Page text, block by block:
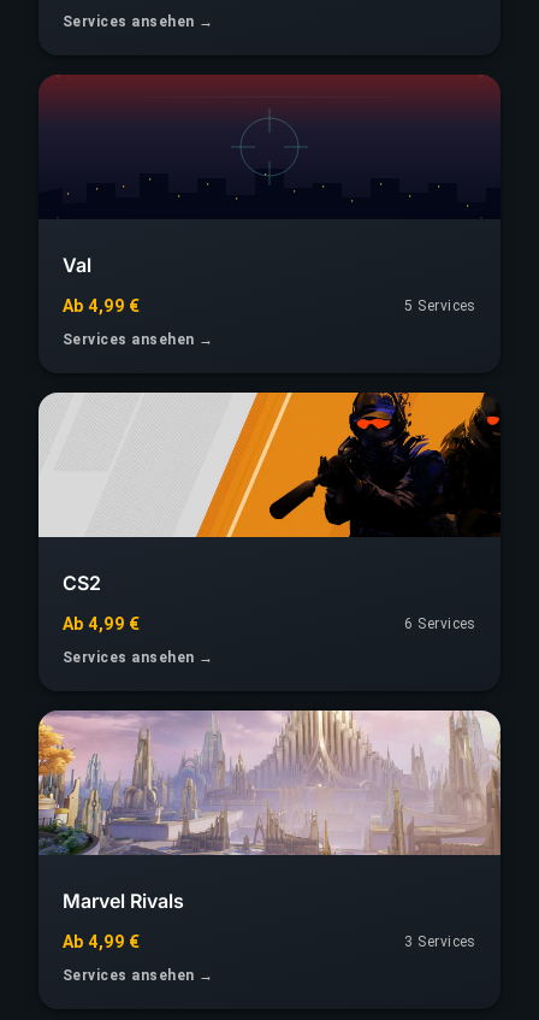
Services ansehen →
Val
Ab 4,99 €
5 Services
Services ansehen →
CS2
Ab 4,99 €
6 Services
Services ansehen →
Marvel Rivals
Ab 4,99 €
3 Services
Services ansehen →